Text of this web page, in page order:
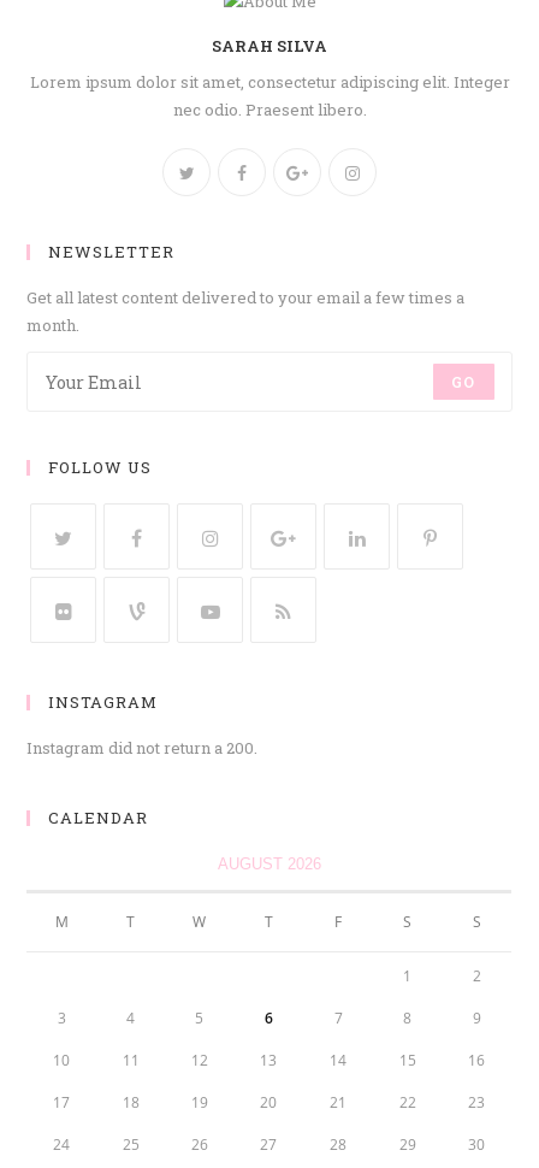
SARAH SILVA
Lorem ipsum dolor sit amet, consectetur adipiscing elit. Integer
nec odio. Praesent libero.
NEWSLETTER
Get all latest content delivered to your email a few times a
month.
GO
FOLLOW US
INSTAGRAM
Instagram did not return a 200.
CALENDAR
AUGUST 2026
M T W T F S S
1 2
3 4 5 6 7 8 9
10 11 12 13 14 15 16
17 18 19 20 21 22 23
24 25 26 27 28 29 30